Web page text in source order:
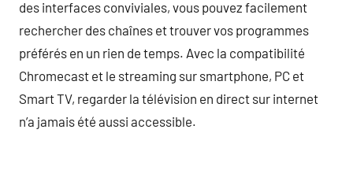
des interfaces conviviales, vous pouvez facilement
rechercher des chaînes et trouver vos programmes
préférés en un rien de temps. Avec la compatibilité
Chromecast et le streaming sur smartphone, PC et
Smart TV, regarder la télévision en direct sur internet
n’a jamais été aussi accessible.